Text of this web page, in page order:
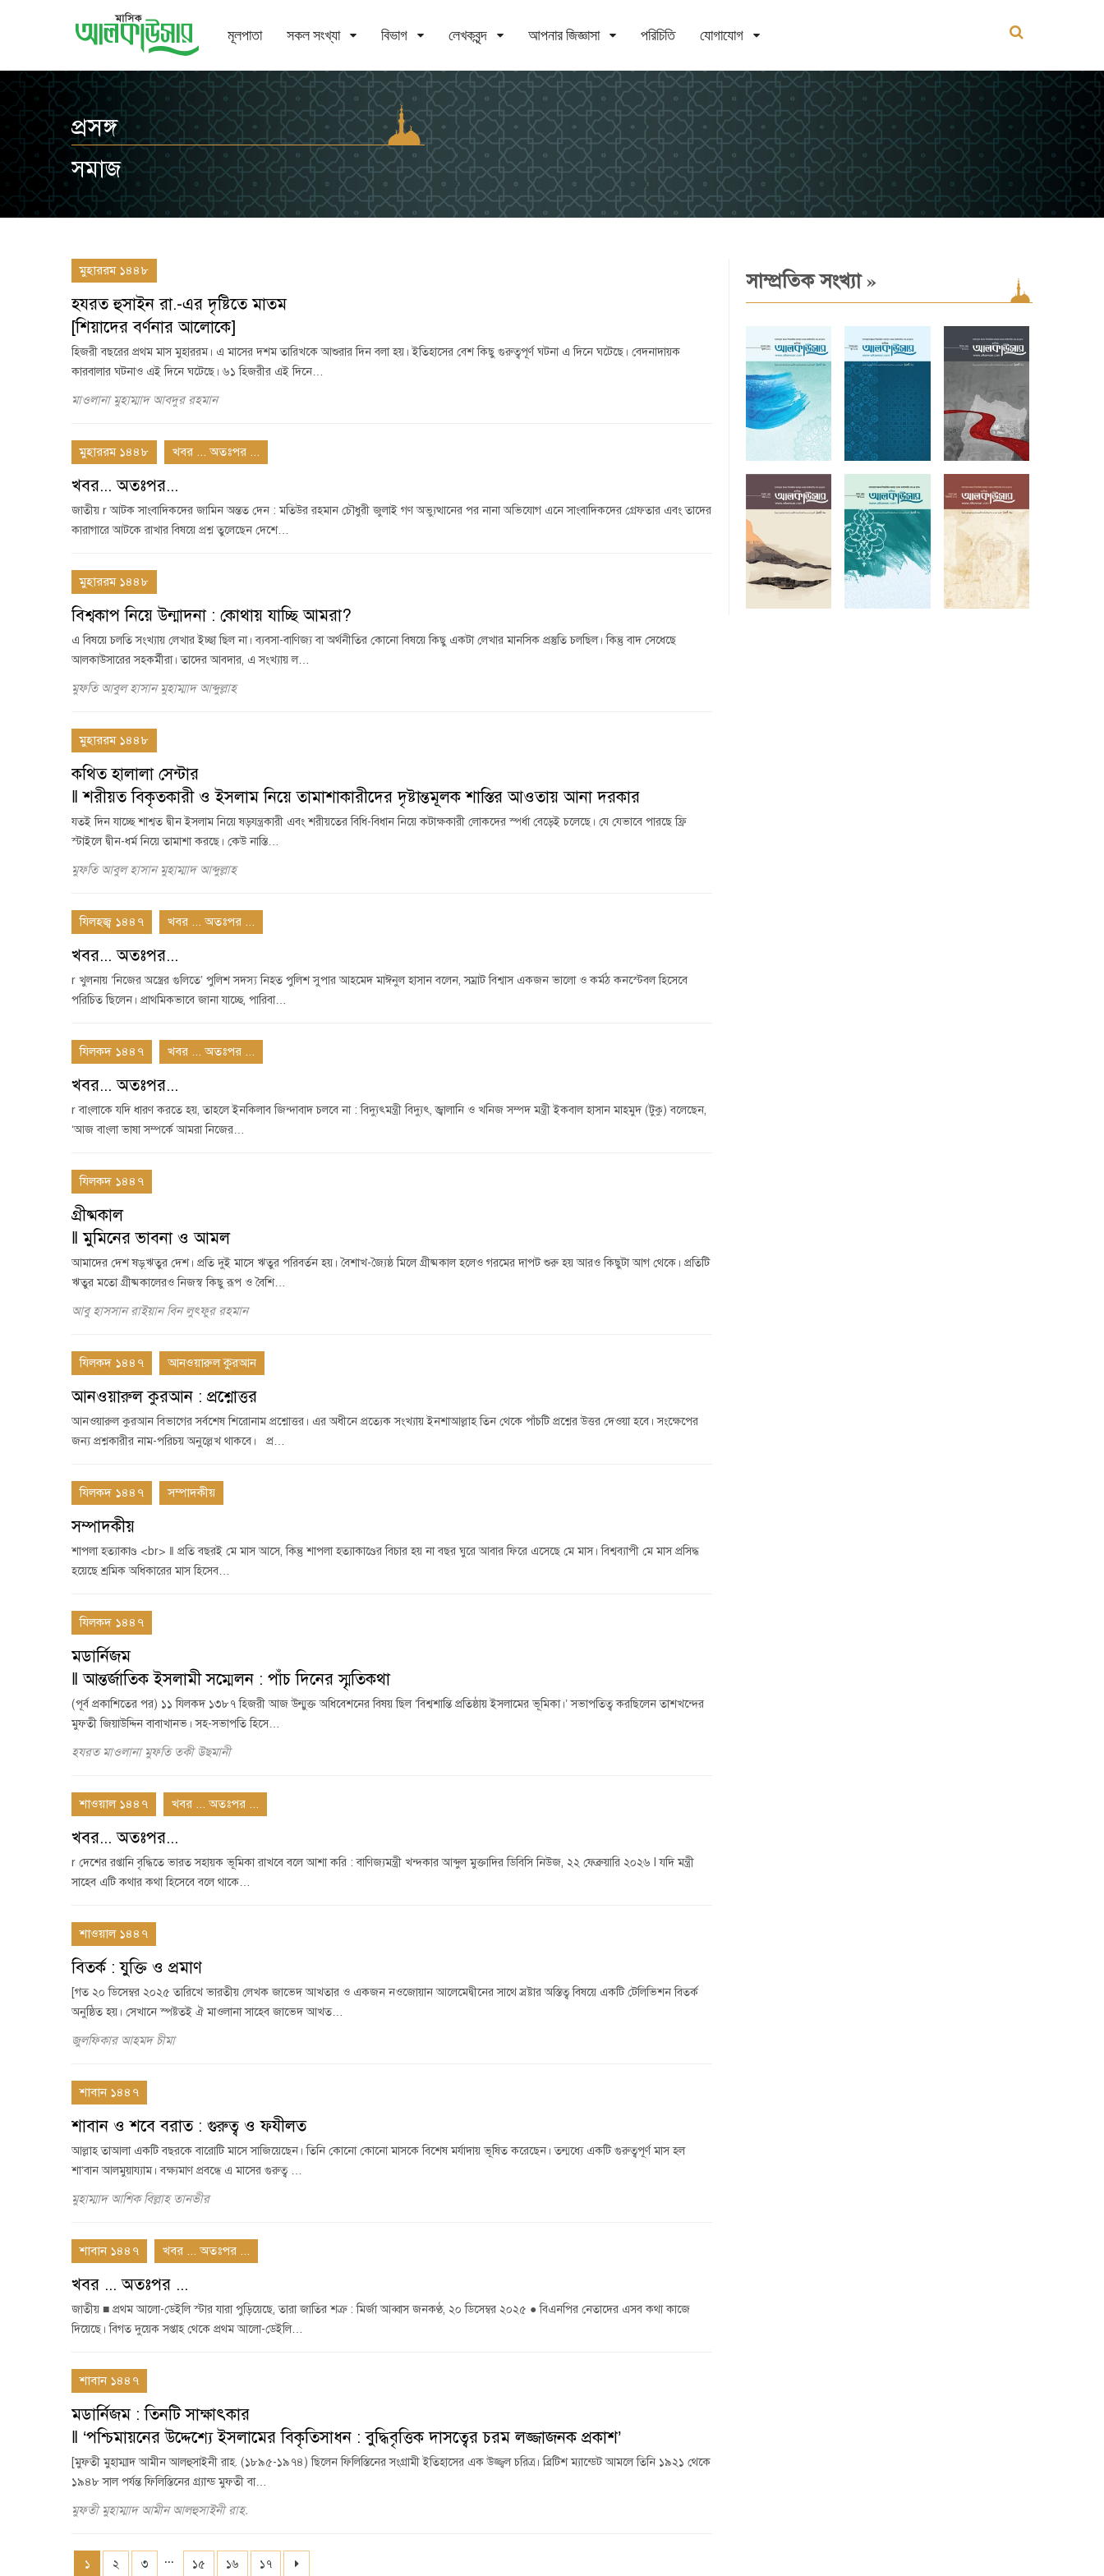
মূলপাতা সকল সংখ্যা বিভাগ লেখকবৃন্দ আপনার জিজ্ঞাসা পরিচিতি যোগাযোগ
প্রসঙ্গ
সমাজ
মুহাররম ১৪৪৮
হযরত হুসাইন রা.-এর দৃষ্টিতে মাতম
[শিয়াদের বর্ণনার আলোকে]
হিজরী বছরের প্রথম মাস মুহাররম। এ মাসের দশম তারিখকে আশুরার দিন বলা হয়। ইতিহাসের বেশ কিছু গুরুত্বপূর্ণ ঘটনা এ দিনে ঘটেছে। বেদনাদায়ক
কারবালার ঘটনাও এই দিনে ঘটেছে। ৬১ হিজরীর এই দিনে…
মাওলানা মুহাম্মাদ আবদুর রহমান
মুহাররম ১৪৪৮ খবর ... অতঃপর ...
খবর... অতঃপর...
জাতীয় r আটক সাংবাদিকদের জামিন অন্তত দেন : মতিউর রহমান চৌধুরী জুলাই গণ অভ্যুত্থানের পর নানা অভিযোগ এনে সাংবাদিকদের গ্রেফতার এবং তাদের
কারাগারে আটকে রাখার বিষয়ে প্রশ্ন তুলেছেন দেশে…
মুহাররম ১৪৪৮
বিশ্বকাপ নিয়ে উন্মাদনা : কোথায় যাচ্ছি আমরা?
এ বিষয়ে চলতি সংখ্যায় লেখার ইচ্ছা ছিল না। ব্যবসা-বাণিজ্য বা অর্থনীতির কোনো বিষয়ে কিছু একটা লেখার মানসিক প্রস্তুতি চলছিল। কিন্তু বাদ সেধেছে
আলকাউসারের সহকর্মীরা। তাদের আবদার, এ সংখ্যায় ল…
মুফতি আবুল হাসান মুহাম্মাদ আব্দুল্লাহ
মুহাররম ১৪৪৮
কথিত হালালা সেন্টার
‖ শরীয়ত বিকৃতকারী ও ইসলাম নিয়ে তামাশাকারীদের দৃষ্টান্তমূলক শাস্তির আওতায় আনা দরকার
যতই দিন যাচ্ছে শাশ্বত দ্বীন ইসলাম নিয়ে ষড়যন্ত্রকারী এবং শরীয়তের বিধি-বিধান নিয়ে কটাক্ষকারী লোকদের স্পর্ধা বেড়েই চলেছে। যে যেভাবে পারছে ফ্রি
স্টাইলে দ্বীন-ধর্ম নিয়ে তামাশা করছে। কেউ নাস্তি…
মুফতি আবুল হাসান মুহাম্মাদ আব্দুল্লাহ
যিলহজ্ব ১৪৪৭ খবর ... অতঃপর ...
খবর... অতঃপর...
r খুলনায় ‘নিজের অস্ত্রের গুলিতে’ পুলিশ সদস্য নিহত পুলিশ সুপার আহমেদ মাঈনুল হাসান বলেন, সম্রাট বিশ্বাস একজন ভালো ও কর্মঠ কনস্টেবল হিসেবে
পরিচিত ছিলেন। প্রাথমিকভাবে জানা যাচ্ছে, পারিবা…
যিলকদ ১৪৪৭ খবর ... অতঃপর ...
খবর... অতঃপর...
r বাংলাকে যদি ধারণ করতে হয়, তাহলে ইনকিলাব জিন্দাবাদ চলবে না : বিদ্যুৎমন্ত্রী বিদ্যুৎ, জ্বালানি ও খনিজ সম্পদ মন্ত্রী ইকবাল হাসান মাহমুদ (টুকু) বলেছেন,
‘আজ বাংলা ভাষা সম্পর্কে আমরা নিজের…
যিলকদ ১৪৪৭
গ্রীষ্মকাল
‖ মুমিনের ভাবনা ও আমল
আমাদের দেশ ষড়্ঋতুর দেশ। প্রতি দুই মাসে ঋতুর পরিবর্তন হয়। বৈশাখ-জ্যৈষ্ঠ মিলে গ্রীষ্মকাল হলেও গরমের দাপট শুরু হয় আরও কিছুটা আগ থেকে। প্রতিটি
ঋতুর মতো গ্রীষ্মকালেরও নিজস্ব কিছু রূপ ও বৈশি…
আবু হাসসান রাইয়ান বিন লুৎফুর রহমান
যিলকদ ১৪৪৭ আনওয়ারুল কুরআন
আনওয়ারুল কুরআন : প্রশ্নোত্তর
আনওয়ারুল কুরআন বিভাগের সর্বশেষ শিরোনাম প্রশ্নোত্তর। এর অধীনে প্রত্যেক সংখ্যায় ইনশাআল্লাহ তিন থেকে পাঁচটি প্রশ্নের উত্তর দেওয়া হবে। সংক্ষেপের
জন্য প্রশ্নকারীর নাম-পরিচয় অনুল্লেখ থাকবে। প্র…
যিলকদ ১৪৪৭ সম্পাদকীয়
সম্পাদকীয়
শাপলা হত্যাকাণ্ড <br> ‖ প্রতি বছরই মে মাস আসে, কিন্তু শাপলা হত্যাকাণ্ডের বিচার হয় না বছর ঘুরে আবার ফিরে এসেছে মে মাস। বিশ্বব্যাপী মে মাস প্রসিদ্ধ
হয়েছে শ্রমিক অধিকারের মাস হিসেব…
যিলকদ ১৪৪৭
মডার্নিজম
‖ আন্তর্জাতিক ইসলামী সম্মেলন : পাঁচ দিনের স্মৃতিকথা
(পূর্ব প্রকাশিতের পর) ১১ যিলকদ ১৩৮৭ হিজরী আজ উন্মুক্ত অধিবেশনের বিষয় ছিল ‘বিশ্বশান্তি প্রতিষ্ঠায় ইসলামের ভূমিকা।’ সভাপতিত্ব করছিলেন তাশখন্দের
মুফতী জিয়াউদ্দিন বাবাখানভ। সহ-সভাপতি হিসে…
হযরত মাওলানা মুফতি তকী উছমানী
শাওয়াল ১৪৪৭ খবর ... অতঃপর ...
খবর... অতঃপর...
r দেশের রপ্তানি বৃদ্ধিতে ভারত সহায়ক ভূমিকা রাখবে বলে আশা করি : বাণিজ্যমন্ত্রী খন্দকার আব্দুল মুক্তাদির ডিবিসি নিউজ, ২২ ফেব্রুয়ারি ২০২৬ l যদি মন্ত্রী
সাহেব এটি কথার কথা হিসেবে বলে থাকে…
শাওয়াল ১৪৪৭
বিতর্ক : যুক্তি ও প্রমাণ
[গত ২০ ডিসেম্বর ২০২৫ তারিখে ভারতীয় লেখক জাভেদ আখতার ও একজন নওজোয়ান আলেমেদ্বীনের সাথে স্রষ্টার অস্তিত্ব বিষয়ে একটি টেলিভিশন বিতর্ক
অনুষ্ঠিত হয়। সেখানে স্পষ্টতই ঐ মাওলানা সাহেব জাভেদ আখত…
জুলফিকার আহমদ চীমা
শাবান ১৪৪৭
শাবান ও শবে বরাত : গুরুত্ব ও ফযীলত
আল্লাহ তাআলা একটি বছরকে বারোটি মাসে সাজিয়েছেন। তিনি কোনো কোনো মাসকে বিশেষ মর্যাদায় ভূষিত করেছেন। তন্মধ্যে একটি গুরুত্বপূর্ণ মাস হল
শা‘বান আলমুয়ায্যাম। বক্ষ্যমাণ প্রবন্ধে এ মাসের গুরুত্ব …
মুহাম্মাদ আশিক বিল্লাহ তানভীর
শাবান ১৪৪৭ খবর ... অতঃপর ...
খবর ... অতঃপর ...
জাতীয় ■ প্রথম আলো-ডেইলি স্টার যারা পুড়িয়েছে, তারা জাতির শত্রু : মির্জা আব্বাস জনকণ্ঠ, ২০ ডিসেম্বর ২০২৫ ● বিএনপির নেতাদের এসব কথা কাজে
দিয়েছে। বিগত দুয়েক সপ্তাহ থেকে প্রথম আলো-ডেইলি…
শাবান ১৪৪৭
মডার্নিজম : তিনটি সাক্ষাৎকার
‖ ‘পশ্চিমায়নের উদ্দেশ্যে ইসলামের বিকৃতিসাধন : বুদ্ধিবৃত্তিক দাসত্বের চরম লজ্জাজনক প্রকাশ’
[মুফতী মুহাম্মাদ আমীন আলহুসাইনী রাহ. (১৮৯৫-১৯৭৪) ছিলেন ফিলিস্তিনের সংগ্রামী ইতিহাসের এক উজ্জ্বল চরিত্র। ব্রিটিশ ম্যান্ডেট আমলে তিনি ১৯২১ থেকে
১৯৪৮ সাল পর্যন্ত ফিলিস্তিনের গ্র্যান্ড মুফতী বা…
মুফতী মুহাম্মাদ আমীন আলহুসাইনী রাহ.
১ ২ ৩ ... ১৫ ১৬ ১৭
সাম্প্রতিক সংখ্যা»